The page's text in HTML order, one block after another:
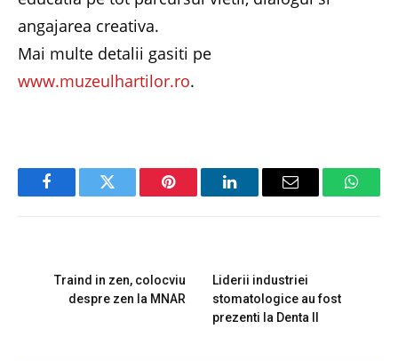
angajarea creativa.
Mai multe detalii gasiti pe
www.muzeulhartilor.ro.
FacebookTwitter Pinterest LinkedInEmail
Traind in zen, colocviu
despre zen la MNAR
Liderii industriei
stomatologice au fost
prezenti la Denta II